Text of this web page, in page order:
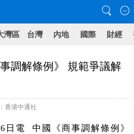
灣區 台灣 內地 國際 財經
調解條例》 規範爭議解
香港中通社
日電 中國《商事調解條例》